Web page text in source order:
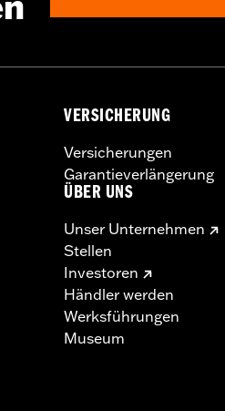
VERSICHERUNG
Versicherungen
Garantieverlängerung
ÜBER UNS
Unser Unternehmen
Stellen
Investoren
Händler werden
Werksführungen
Museum